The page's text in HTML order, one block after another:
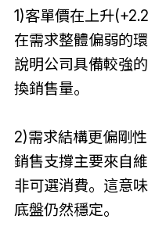
1)客單價在上升
在需求整體偏弱的
說明公司具備較強
換銷售量。
2)需求結構更偏剛性
銷售支撐主要來自
非可選消費。這意
底盤仍然穩定。